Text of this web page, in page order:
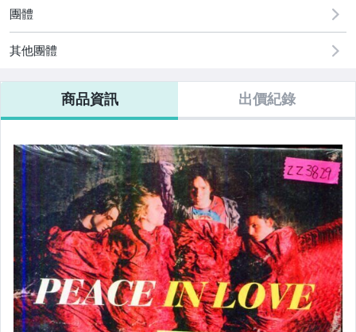
團體
其他團體
商品資訊 出價紀錄